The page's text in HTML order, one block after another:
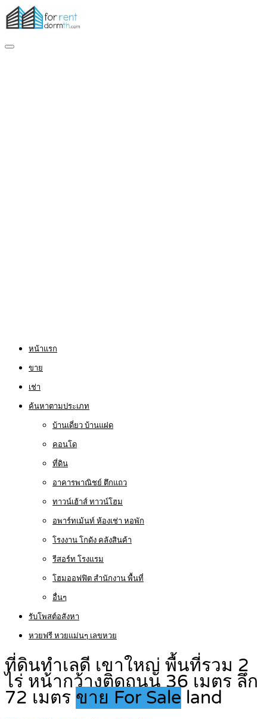
หน้าแรก
ขาย
เช่า
ค้นหาตามประเภท
บ้านเดี่ยว บ้านแฝด
คอนโด
ที่ดิน
อาคารพาณิชย์ ตึกแถว
ทาวน์เฮ้าส์ ทาวน์โฮม
อพาร์ทเม้นท์ ห้องเช่า หอพัก
โรงงาน โกดัง คลังสินค้า
รีสอร์ท โรงแรม
โฮมออฟฟิต สำนักงาน พื้นที่
อื่นๆ
รับโพสต์อสังหา
หวยฟรี หวยแม่นๆ เลขหวย
ที่ดินทำเลดี เขาใหญ่ พื้นที่รวม 2
ไร่ หน้ากว้างติดถนน 36 เมตร ลึก
72 เมตร ขาย For Sale land